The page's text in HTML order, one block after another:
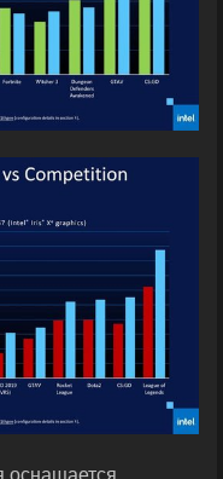
оснащается